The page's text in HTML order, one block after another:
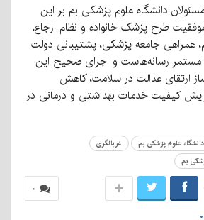
دانشگاه علوم پزشکی بم بر این
طرح پزشک خانواده و نظام ارجاع،
همراهی جامعه پزشکی، پشتیبانی دولت
مستمر رسانه‌هاست و اجرای صحیح این
ارتقای عدالت در سلامت، کاهش
کیفیت خدمات بهداشتی و درمانی در
دانشگاه علوم پزشکی بم
غربالگری
بم
۰